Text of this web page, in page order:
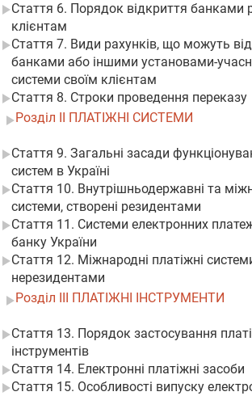
Стаття 6. Порядок відкриття банками
клієнтам
Стаття 7. Види рахунків, що можуть
банками або іншими установами-
системи своїм клієнтам
Стаття 8. Строки проведення переказу
Розділ II ПЛАТІЖНІ СИСТЕМИ
Стаття 9. Загальні засади
систем в Україні
Стаття 10. Внутрішньодержавні та
системи, створені резидентами
Стаття 11. Системи електронних
банку України
Стаття 12. Міжнародні платіжні
нерезидентами
Розділ III ПЛАТІЖНІ ІНСТРУМЕНТИ
Стаття 13. Порядок застосування
інструментів
Стаття 14. Електронні платіжні засоби
Стаття 15. Особливості випуску